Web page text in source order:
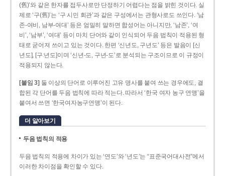
(舊)’와 같은 한자를 접두사로만 단정하기 어렵다는 점을 밝힌 것이다. 실
제로 ‘구(舊)’는 ‘구 시민 회관’과 같은 구성에서는 관형사로도 쓰인다. ‘남
존­-여비, 남부-­여대’ 등은 엄밀히 말하면 합성어는 아니지만, ‘남존’, ‘여
비’, ‘남부’, ‘여대’ 등이 마치 단어와 같이 인식되어 두음 법칙이 적용된 형
태로 굳어져 쓰이고 있는 것이다. 한편 ‘신년도, 구년도’ 등은 발음이 [신
년도], [구ː년도]이며 ‘신년­-도, 구년-­도’로 분석되는 구조이므로 이 규정이
적용되지 않는다.
[붙임 3] 둘 이상의 단어로 이루어진 고유 명사를 붙여 쓰는 경우에도, 결
합된 각 단어를 두음 법칙에 따라 적는다. 따라서 ‘한국 여자 농구 연맹’을
붙여서 쓰면 ‘한국여자농구연맹’이 된다.
더 알아보기
두음 법칙의 적용
두음 법칙의 적용에 차이가 있는 ‘연도’와 ‘년도’는 “표준국어대사전”에서
이러한 차이점을 확인할 수 있다.